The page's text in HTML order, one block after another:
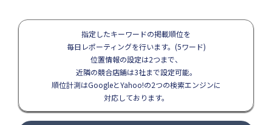
指定したキーワードの掲載順位を
毎日レポーティングを行います。(5ワード)
位置情報の設定は2つまで、
近隣の競合店鋪は3社まで設定可能。
順位計測はGoogleとYahoo!の2つの検索エンジンに
対応しております。